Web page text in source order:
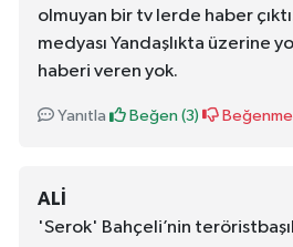
olmuyan bir tv lerde haber
medyası Yandaşlıkta üzerine
haberi veren yok.
Yanıtla Beğen (3)
ALI
'Serok' Bahçeli’nin